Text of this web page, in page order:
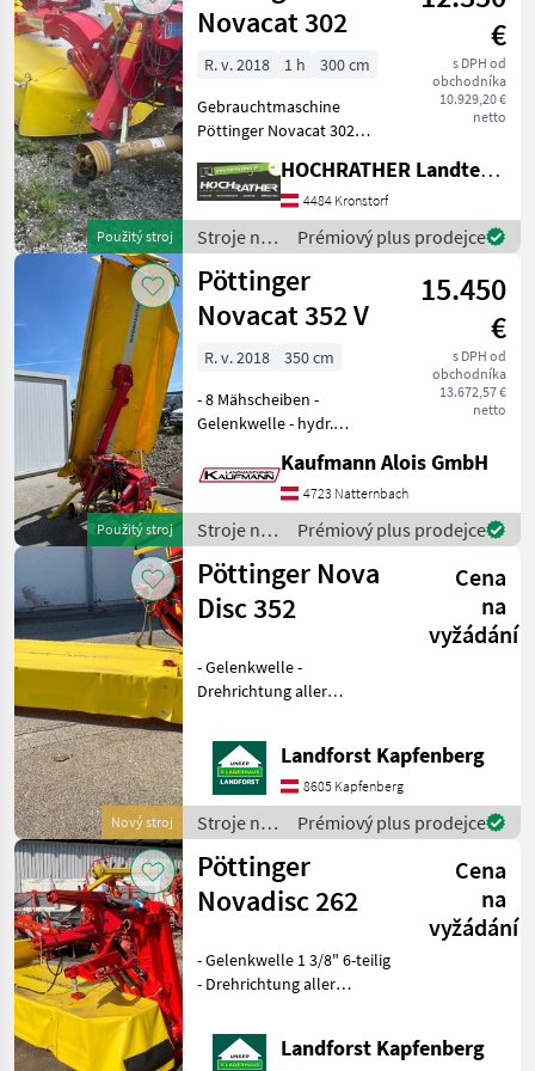
krmív /
Pöttinger
Použitý stroj
Novacat 302
€
s DPH od
obchodníka
10.929,20 €
netto
R. v. 2018 1 h
300 cm
Gebrauchtmaschine
Pöttinger Novacat 302
Ausstattung: + Arbeitsbreite
300cm + Heck-
Scheibenmäher +
Gelenkwelle 1 3/8" 6-teilig +
Unte
HOCHRATHER Landtechnik GmbH
4484 Kronstorf
Stroje na
zber
objemových
krmív /
Pöttinger
Prémiový plus prodejce
Použitý stroj
Pöttinger
Novacat 352 V
15.450
€
s DPH od
obchodníka
13.672,57 €
netto
R. v. 2018
350 cm
- 8 Mähscheiben -
Gelenkwelle - hydr.
Verschleißkufen -
Abstellstützen Die Fa.
Kaufmann zeigt Ihnen die
Maschine bzw. Gerät gerne
am Betr
Kaufmann Alois GmbH
4723 Natternbach
Stroje na
zber
objemových
krmív /
Pöttinger
Prémiový plus prodejce
Nový stroj
Pöttinger Nova
Disc 352
Cena
na
vyžádání
- Gelenkwelle -
Drehrichtung aller
Unterlenkerbolzen Kat. 2 -
Antriebsdrehzahl 1000
U/min - Verschleißkufen -
Abstellposition hoch Um
Ihnen
Landforst Kapfenberg
8605 Kapfenberg
Stroje na
zber
objemových
krmív /
Pöttinger
Prémiový plus prodejce
Pöttinger
Novadisc 262
Cena
na
vyžádání
- Gelenkwelle 1 3/8" 6-teilig
- Drehrichtung aller
Unterlenkerbolzen Kat. 2 -
Antriebsdrehzahl 540Landforst Kapfenberg